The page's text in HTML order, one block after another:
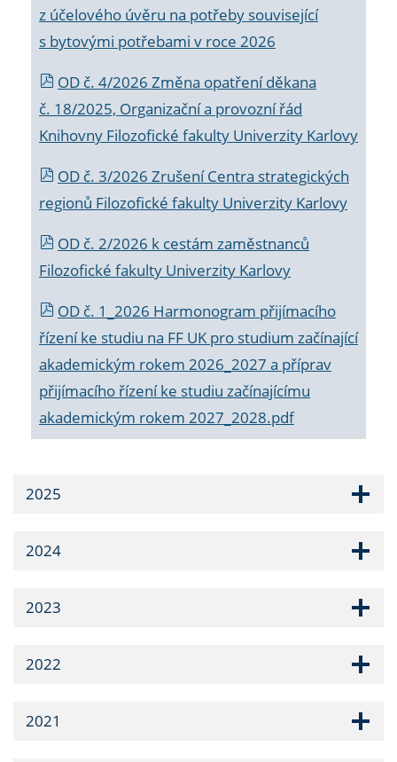
z účelového úvěru na potřeby související
s bytovými potřebami v roce 2026
OD č. 4/2026 Změna opatření děkana
č. 18/2025, Organizační a provozní řád
Knihovny Filozofické fakulty Univerzity Karlovy
OD č. 3/2026 Zrušení Centra strategických
regionů Filozofické fakulty Univerzity Karlovy
OD č. 2/2026 k cestám zaměstnanců
Filozofické fakulty Univerzity Karlovy
OD č. 1_2026 Harmonogram přijímacího
řízení ke studiu na FF UK pro studium začínající
akademickým rokem 2026_2027 a příprav
přijímacího řízení ke studiu začínajícímu
akademickým rokem 2027_2028.pdf
2025
2024
2023
2022
2021